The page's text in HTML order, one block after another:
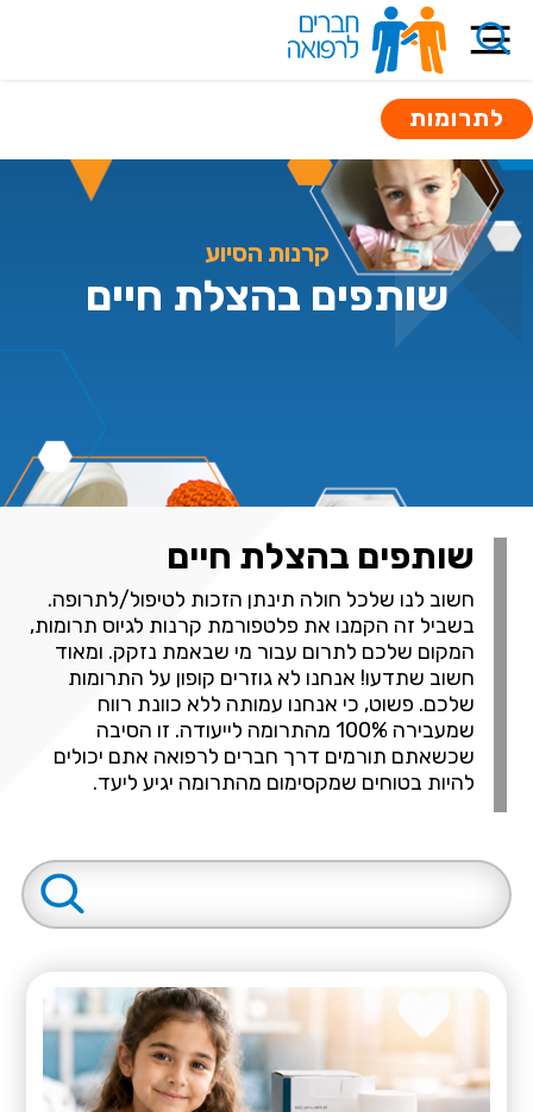
לתרומות
קרנות הסיוע
שותפים בהצלת חיים
שותפים בהצלת חיים
חשוב לנו שלכל חולה תינתן הזכות לטיפול/לתרופה.
בשביל זה הקמנו את פלטפורמת קרנות לגיוס תרומות,
המקום שלכם לתרום עבור מי שבאמת נזקק. ומאוד
חשוב שתדעו! אנחנו לא גוזרים קופון על התרומות
שלכם. פשוט, כי אנחנו עמותה ללא כוונת רווח
שמעבירה 100% מהתרומה לייעודה. זו הסיבה
שכשאתם תורמים דרך חברים לרפואה אתם יכולים
להיות בטוחים שמקסימום מהתרומה יגיע ליעד.